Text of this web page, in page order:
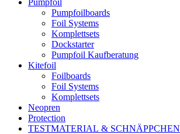
Pumpfoilboards
Foil Systems
Komplettsets
Dockstarter
Pumpfoil Kaufberatung
Kitefoil
Foilboards
Foil Systems
Komplettsets
Neopren
Protection
TESTMATERIAL & SCHNÄPPCHEN